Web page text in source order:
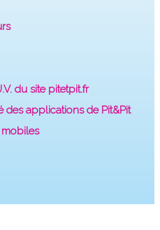
du site pitetpit.fr
des applications de Pit&Pit
mobiles